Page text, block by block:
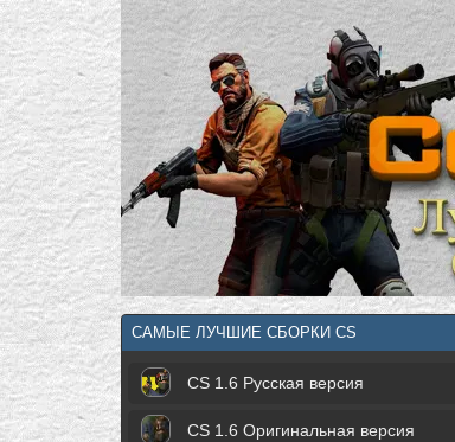
САМЫЕ ЛУЧШИЕ СБОРКИ CS
CS 1.6 Русская версия
CS 1.6 Оригинальная версия